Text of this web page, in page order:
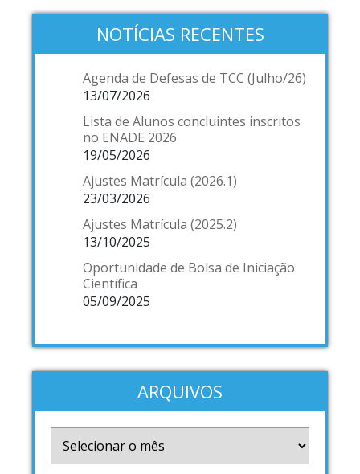
NOTÍCIAS RECENTES
Agenda de Defesas de TCC (Julho/26)
13/07/2026
Lista de Alunos concluintes inscritos
no ENADE 2026
19/05/2026
Ajustes Matrícula (2026.1)
23/03/2026
Ajustes Matrícula (2025.2)
13/10/2025
Oportunidade de Bolsa de Iniciação
Científica
05/09/2025
ARQUIVOS